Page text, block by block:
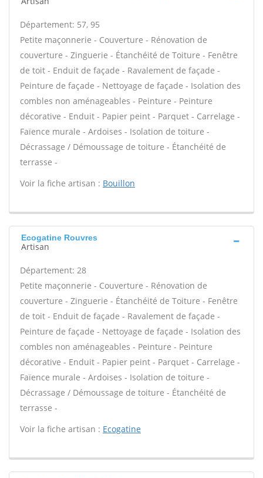
Département: 57, 95
Petite maçonnerie - Couverture - Rénovation de
couverture - Zinguerie - Étanchéité de Toiture - Fenêtre
de toit - Enduit de façade - Ravalement de façade -
Peinture de façade - Nettoyage de façade - Isolation des
combles non aménageables - Peinture - Peinture
décorative - Enduit - Papier peint - Parquet - Carrelage -
Faïence murale - Ardoises - Isolation de toiture -
Décrassage / Démoussage de toiture - Étanchéité de
terrasse -
Voir la fiche artisan : Bouillon
Ecogatine Rouvres
Artisan
Département: 28
Petite maçonnerie - Couverture - Rénovation de
couverture - Zinguerie - Étanchéité de Toiture - Fenêtre
de toit - Enduit de façade - Ravalement de façade -
Peinture de façade - Nettoyage de façade - Isolation des
combles non aménageables - Peinture - Peinture
décorative - Enduit - Papier peint - Parquet - Carrelage -
Faïence murale - Ardoises - Isolation de toiture -
Décrassage / Démoussage de toiture - Étanchéité de
terrasse -
Voir la fiche artisan : Ecogatine